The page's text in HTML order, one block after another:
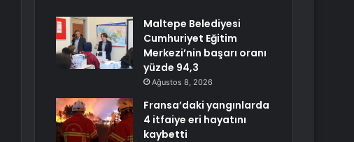
Maltepe Belediyesi
Cumhuriyet Eğitim
Merkezi’nin başarı oranı
yüzde 94,3
Ağustos 8, 2026
Fransa’daki yangınlarda
4 itfaiye eri hayatını
kaybetti